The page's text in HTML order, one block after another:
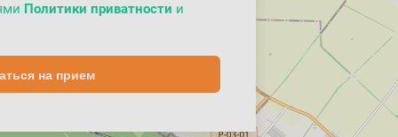
Политики приватности и
на прием